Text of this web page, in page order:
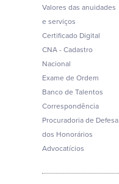
Valores das anuidades
e serviços
Certificado Digital
CNA - Cadastro
Nacional
Exame de Ordem
Banco de Talentos
Correspondência
Procuradoria de Defesa
dos Honorários
Advocatícios